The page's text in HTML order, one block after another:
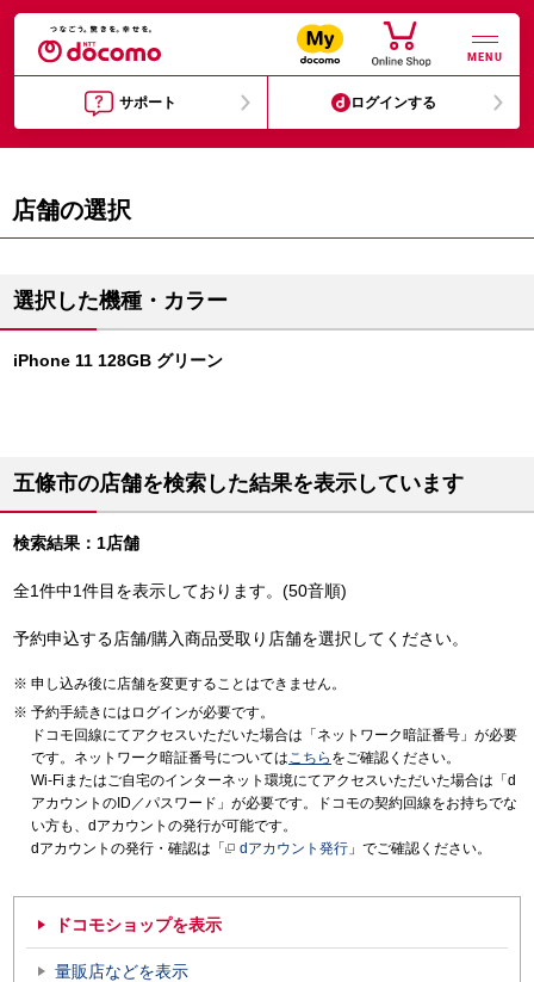
MENU
サポート ログインする
店舗の選択
選択した機種・カラー
iPhone 11 128GB グリーン
五條市の店舗を検索した結果を表示しています
検索結果：1店舗
全1件中1件目を表示しております。(50音順)
予約申込する店舗/購入商品受取り店舗を選択してください。
申し込み後に店舗を変更することはできません。
予約手続きにはログインが必要です。
ドコモ回線にてアクセスいただいた場合は「ネットワーク暗証番号」が必要
です。ネットワーク暗証番号についてはこちら をご確認ください。
Wi-Fiまたはご自宅のインターネット環境にてアクセスいただいた場合は「d
アカウントのID／パスワード」が必要です。ドコモの契約回線をお持ちでな
い方も、dアカウントの発行が可能です。
dアカウントの発行・確認は「
dアカウント発行 」でご確認ください。
ドコモショップを表示
量販店などを表示